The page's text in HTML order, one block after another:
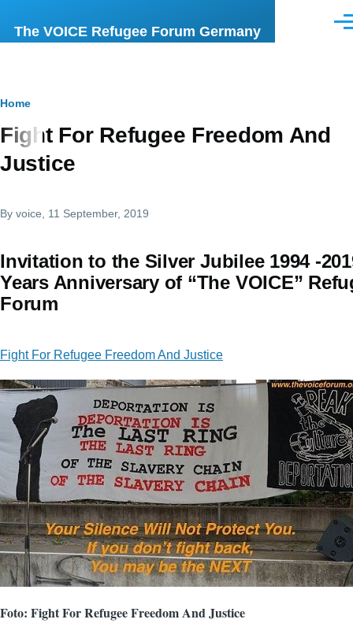
The VOICE Refugee Forum Germany
Breadcrumb
Home
Fight For Refugee Freedom And
Justice
By voice , 11 September, 2019
Invitation to the Silver Jubilee 1994 -
Years Anniversary of “The VOICE”
Forum
Fight For Refugee Freedom And Justice
Foto: Fight For Refugee Freedom And Justice